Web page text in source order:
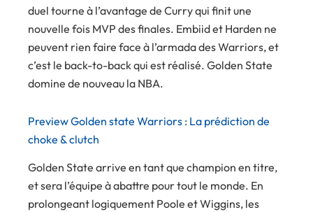
duel tourne à l’avantage de Curry qui finit une
nouvelle fois MVP des finales. Embiid et Harden ne
peuvent rien faire face à l’armada des Warriors, et
c’est le back-to-back qui est réalisé. Golden State
domine de nouveau la NBA.
Preview Golden state Warriors : La prédiction de
choke & clutch
Golden State arrive en tant que champion en titre,
et sera l’équipe à abattre pour tout le monde. En
prolongeant logiquement Poole et Wiggins, les